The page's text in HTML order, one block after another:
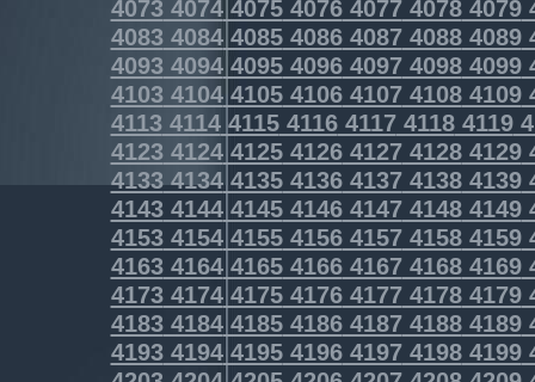
4073407440754076407740784079
4083408440854086408740884089
4093409440954096409740984099
4103410441054106410741084109
4113411441154116411741184119
4123412441254126412741284129
4133413441354136413741384139
4143414441454146414741484149
4153415441554156415741584159
4163416441654166416741684169
4173417441754176417741784179
4183418441854186418741884189
4193419441954196419741984199